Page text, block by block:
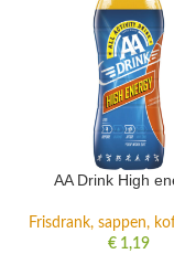
AA Drink High
Frisdrank, sappen,
€1,19